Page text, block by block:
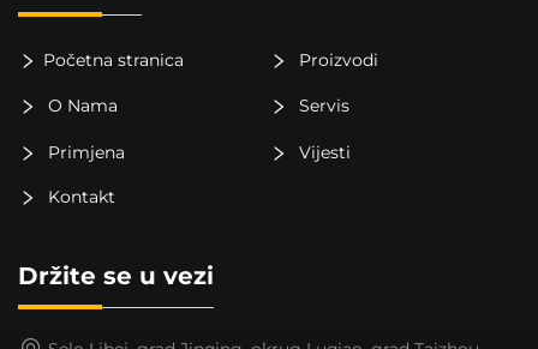
Početna stranica Proizvodi
O Nama Servis
Primjena Vijesti
Kontakt
Držite se u vezi